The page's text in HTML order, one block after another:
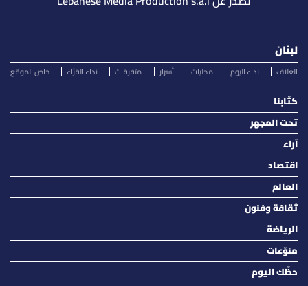
لبنان
الغلاف نداء اليوم محليات أسرار متفرقات نداء القرّاء خاص الموقع
كتّابنا
تحت المجهر
آراء
اقتصاد
العالم
ثقافة وفنون
الرياضة
منوّعات
حظّك اليوم